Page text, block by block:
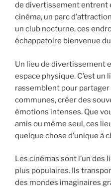
de divertissement entrent
cinéma, un parc
un club nocturne, ces
échappatoire bienvenue
Un lieu de divertissement
espace physique. C’est un
rassemblent pour
communes, créer des
émotions intenses. Que
amis ou même seul, ces
quelque chose d’unique à
Les cinémas sont l’un
plus populaires. Ils
des mondes imaginaires